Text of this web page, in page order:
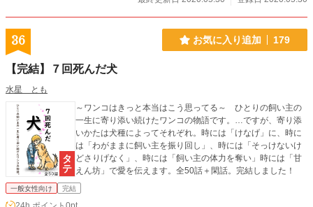
36 お気に入り追加 179
【完結】７回死んだ犬
水星 とも
～ワンコはきっと本当はこう思ってる～ ひとりの飼い主の
一生に寄り添い続けたワンコの物語です。…ですが、寄り添
いかたは犬種によってそれぞれ。時には「けなげ」に、時に
は「わがままに飼い主を振り回し」、時には「そっけないけ
どさりげなく」、時には「飼い主の体力を奪い」時には「甘
えん坊」で愛を伝えます。全50話＋閑話。完結しました！
一般女性向け 完結